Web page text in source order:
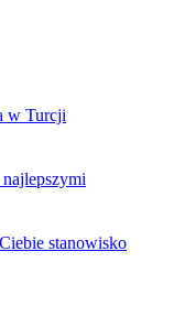
w Turcji
stanowisko